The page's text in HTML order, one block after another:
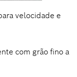
velocidade e
com grão fino a